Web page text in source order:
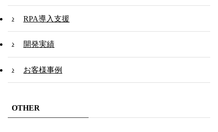
RPA導入支援
開発実績
お客様事例
OTHER